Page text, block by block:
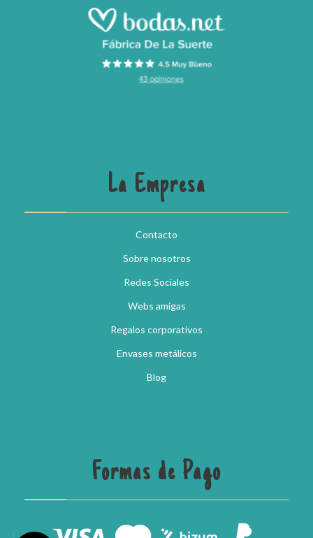
La Empresa
Contacto
Sobre nosotros
Redes Sociales
Webs amigas
Regalos corporativos
Envases metálicos
Blog
Formas de Pago